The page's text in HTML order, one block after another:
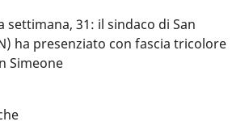
settimana, 31: il sindaco di San
ha presenziato con fascia tricolore
Simeone